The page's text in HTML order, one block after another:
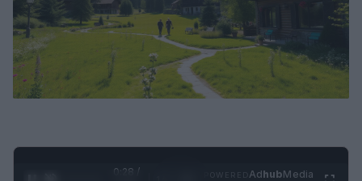
0:28 /
AdhubMedia